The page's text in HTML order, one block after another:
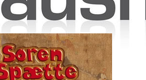
Spætte og hans venner - vol 1 [DVD]